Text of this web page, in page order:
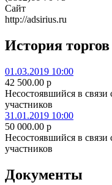
Сайт
http://adsirius.ru
История торгов
01.03.2019 10:00
42 500.00 p
Несостоявшийся в
участников
31.01.2019 10:00
50 000.00 p
Несостоявшийся в
участников
Документы